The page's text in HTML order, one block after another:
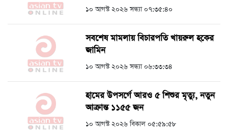
১০ আগস্ট ২০২৬ সন্ধ্যা ০৭:৩৫:৪০
সবশেষ মামলায় বিচারপতি খায়রুল হকের
জামিন
১০ আগস্ট ২০২৬ সন্ধ্যা ০৬:৩৩:৩৪
হামের উপসর্গে আরও ৫ শিশুর মৃত্যু, নতুন
আক্রান্ত ১১৫৫ জন
১০ আগস্ট ২০২৬ বিকাল ০৫:৫৯:৫৮